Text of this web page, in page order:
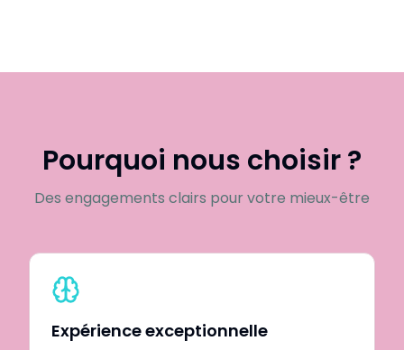
Pourquoi nous choisir ?
Des engagements clairs pour votre mieux-être
Expérience exceptionnelle